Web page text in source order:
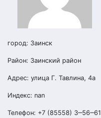
город: Заинск
Район: Заинский район
Адрес: улица Г. Тавлина, 4а
Индекс: nan
Телефон: +7 (85558) 3‒56‒61